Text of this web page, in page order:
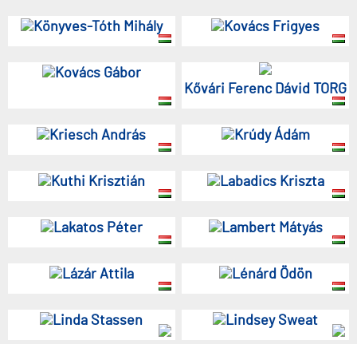
Könyves-Tóth Mihály Kovács Frigyes
Kovács Gábor
Kővári Ferenc Dávid TORG
Kriesch András Krúdy Ádám
Kuthi Krisztián Labadics Kriszta
Lakatos Péter Lambert Mátyás
Lázár Attila Lénárd Ödön
Linda Stassen Lindsey Sweat